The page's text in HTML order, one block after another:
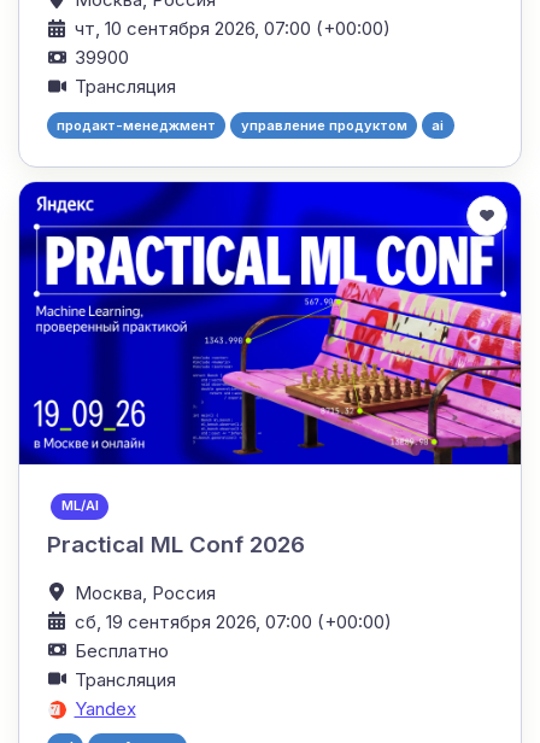
чт, 10 сентября 2026, 07:00 (+00:00)
39900
Трансляция
продакт-менеджмент управление продуктом ai
ML/AI
Practical ML Conf 2026
Москва, Россия
сб, 19 сентября 2026, 07:00 (+00:00)
Бесплатно
Трансляция
Yandex